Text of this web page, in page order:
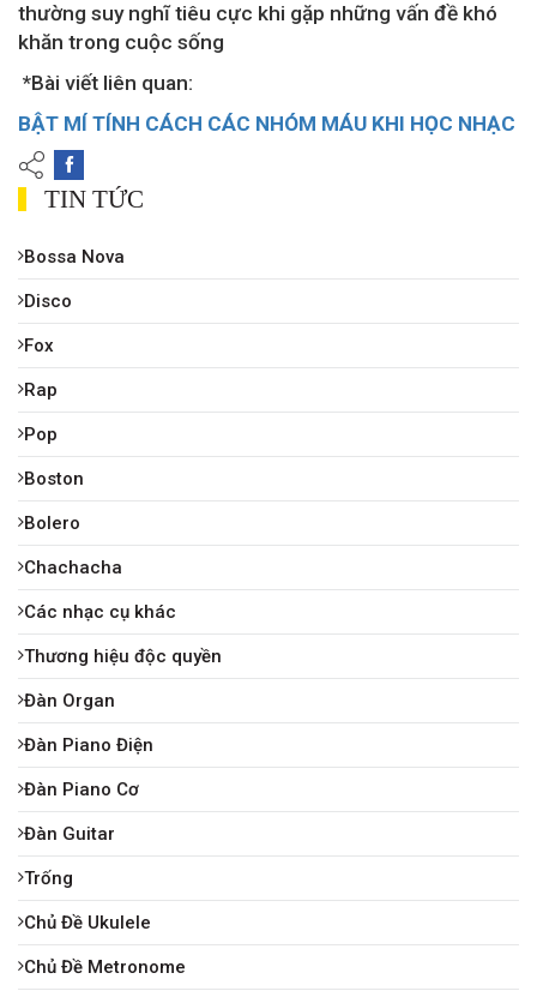
thường suy nghĩ tiêu cực khi gặp những vấn đề khó
khăn trong cuộc sống
*Bài viết liên quan:
BẬT MÍ TÍNH CÁCH CÁC NHÓM MÁU KHI HỌC NHẠC
TIN TỨC
Bossa Nova
Disco
Fox
Rap
Pop
Boston
Bolero
Chachacha
Các nhạc cụ khác
Thương hiệu độc quyền
Đàn Organ
Đàn Piano Điện
Đàn Piano Cơ
Đàn Guitar
Trống
Chủ Đề Ukulele
Chủ Đề Metronome